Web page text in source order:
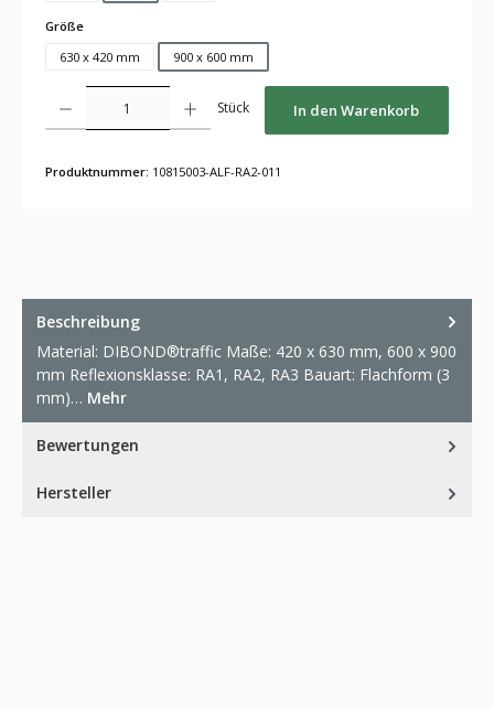
Größeauswählen
630 x 420 mm
900 x 600 mm
Stück In den Warenkorb
Produktnummer: 10815003-ALF-RA2-011
Beschreibung
Material: DIBOND®traffic Maße: 420 x 630 mm, 600 x 900
mm Reflexionsklasse: RA1, RA2, RA3 Bauart: Flachform (3
mm)… Mehr
Bewertungen
Hersteller